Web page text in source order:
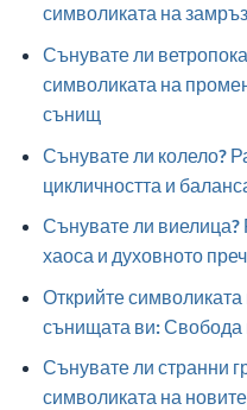
символиката на
Сънувате ли
символиката на
сънищ
Сънувате ли колело?
цикличността и
Сънувате ли виелица?
хаоса и духовното
Открийте
сънищата ви: Свобода
Сънувате ли странни
символиката на